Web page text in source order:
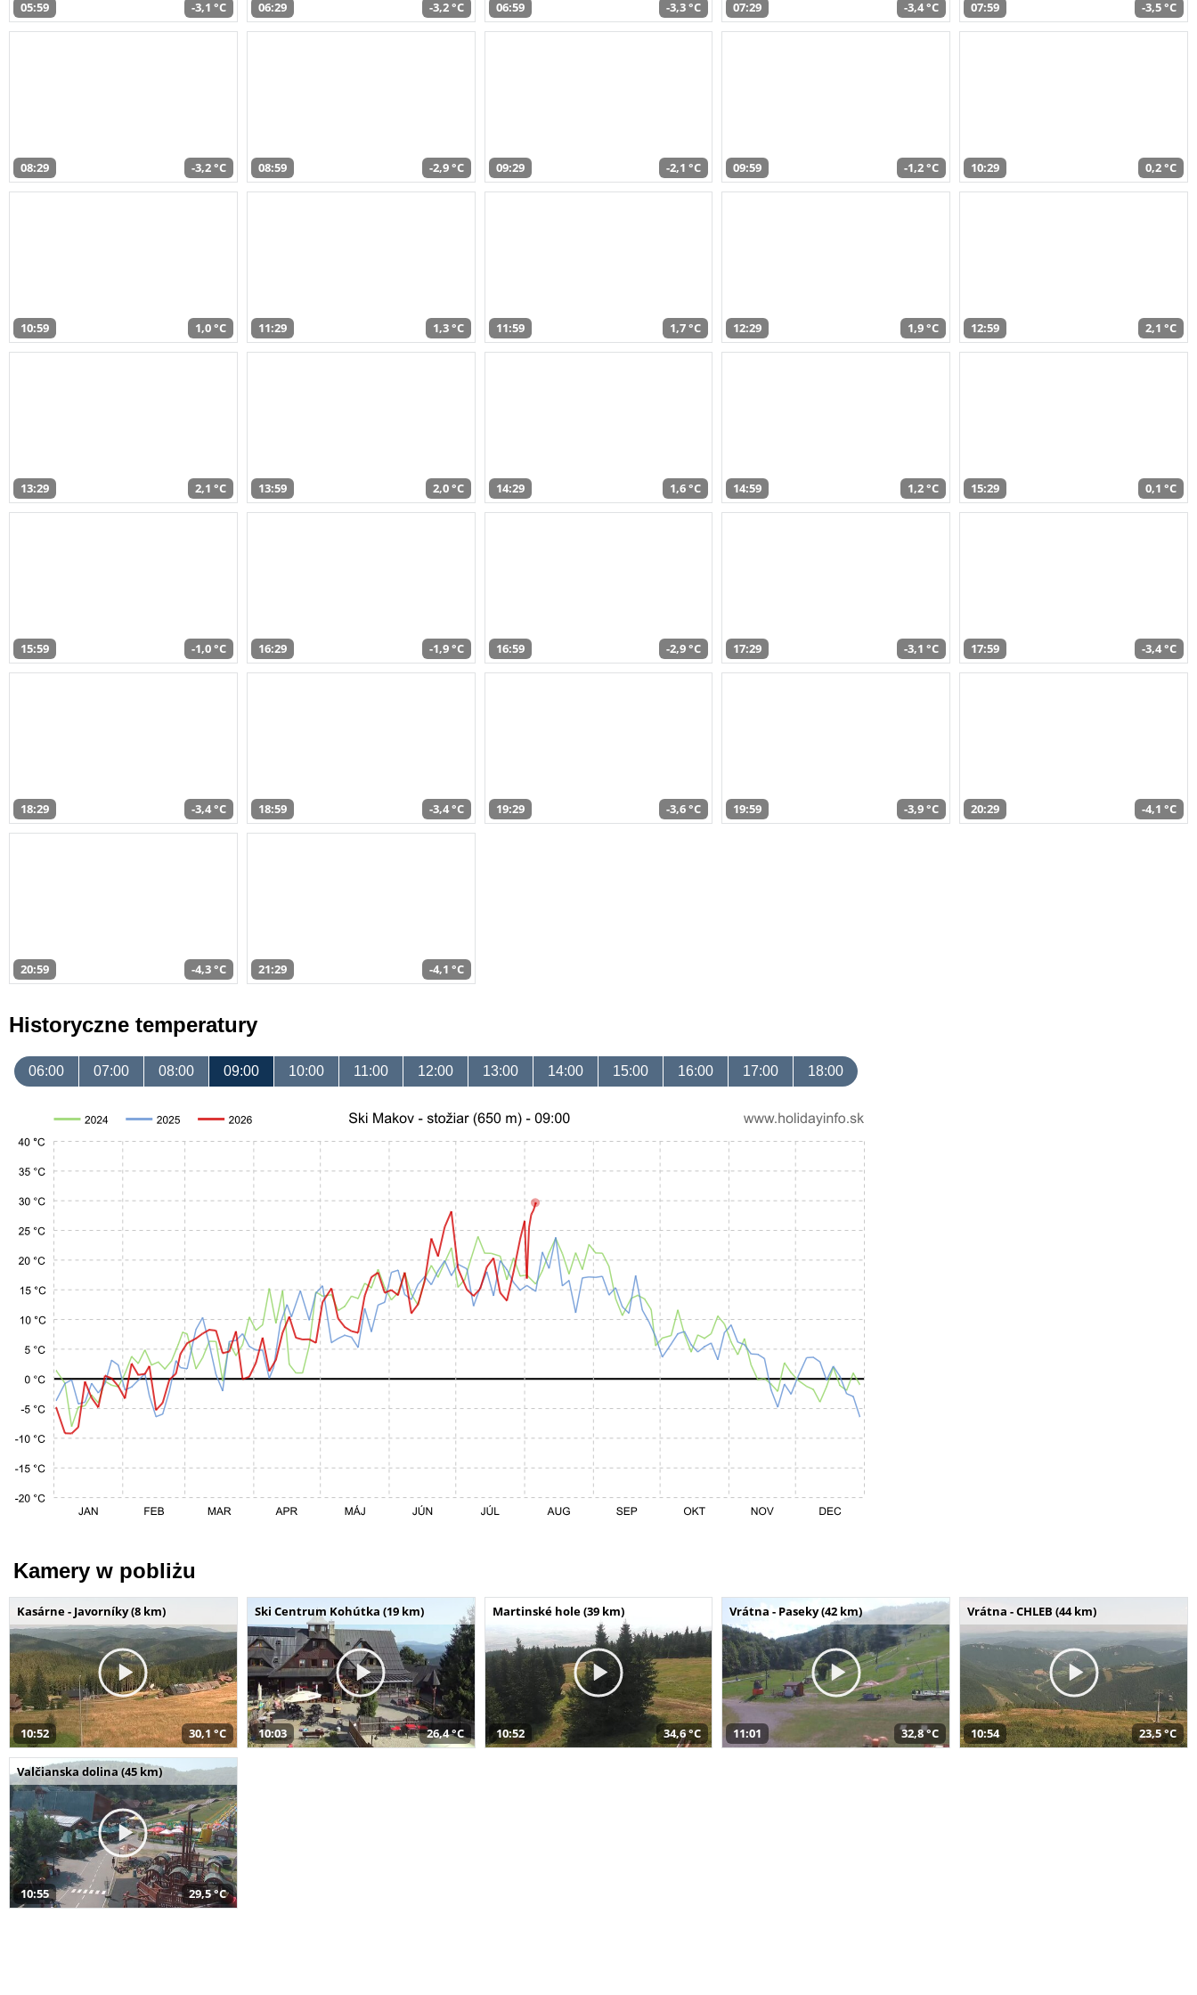
05:59 -3,1 °C 06:29 -3,2 °C 06:59 -3,3 °C 07:29 -3,4 °C 07:59 -3,5 °C
08:29 -3,2 °C 08:59 -2,9 °C 09:29 -2,1 °C 09:59 -1,2 °C 10:29 0,2 °C
10:59 1,0 °C 11:29 1,3 °C 11:59 1,7 °C 12:29 1,9 °C 12:59 2,1 °C
13:29 2,1 °C 13:59 2,0 °C 14:29 1,6 °C 14:59 1,2 °C 15:29 0,1 °C
15:59 -1,0 °C 16:29 -1,9 °C 16:59 -2,9 °C 17:29 -3,1 °C 17:59 -3,4 °C
18:29 -3,4 °C 18:59 -3,4 °C 19:29 -3,6 °C 19:59 -3,9 °C 20:29 -4,1 °C
20:59 -4,3 °C 21:29 -4,1 °C
Historyczne temperatury
06:00 07:00 08:00 09:00 10:00 11:00 12:00 13:00 14:00 15:00 16:00 17:00 18:00
Kamery w pobliżu
Kasárne - Javorníky (8 km)
10:52 30,1 °C
Ski Centrum Kohútka (19 km)
10:03 26,4 °C
Martinské hole (39 km)
10:52 34,6 °C
Vrátna - Paseky (42 km)
11:01 32,8 °C
Vrátna - CHLEB (44 km)
10:54 23,5 °C
Valčianska dolina (45 km)
10:55 29,5 °C